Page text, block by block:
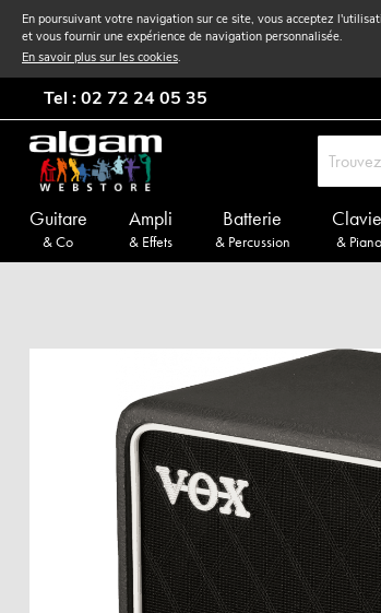
En poursuivant votre navigation sur ce site, vous acceptez
et vous fournir une expérience de navigation personnalisée.
En savoir plus sur les cookies.
Tel : 02 72 24 05 35
Guitare
& Co
Ampli
& Effets
Batterie
& Percussion & Piano